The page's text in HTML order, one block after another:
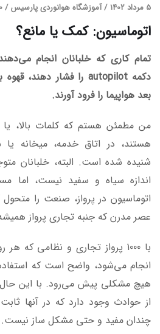
5 مرداد 1402 /آموزشگاه هوانوردی پارسیس /0 دیدگاه
اتوماسیون: کمک یا مانع؟
تمام کاری که خلبانان انجام
دکمهautopilot را فشار دهند،
بعد هواپیما را فرود آورند.
من مطمئن هستم که کلمات بالا،
هستند، در اتاق خدمه، میخانه
شنیده شده است. البته، خلبانان
اندازه سیاه و سفید نیست، اما
اتوماسیون در پرواز، صنعت را
عصر مدرن که جنبه تجاری پرواز
با 1000 پرواز تجاری و نظامی که
انجام می‌شود، واضح است که
هیچ مشکلی پیش می‌رود. با این
از حوادث وجود دارد که در آنها
چندان مفید و حتی مشکل ساز نیست.